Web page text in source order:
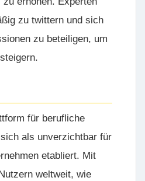
zu twittern und sich
zu beteiligen, um
für berufliche
als unverzichtbar für
etabliert. Mit
weltweit, wie